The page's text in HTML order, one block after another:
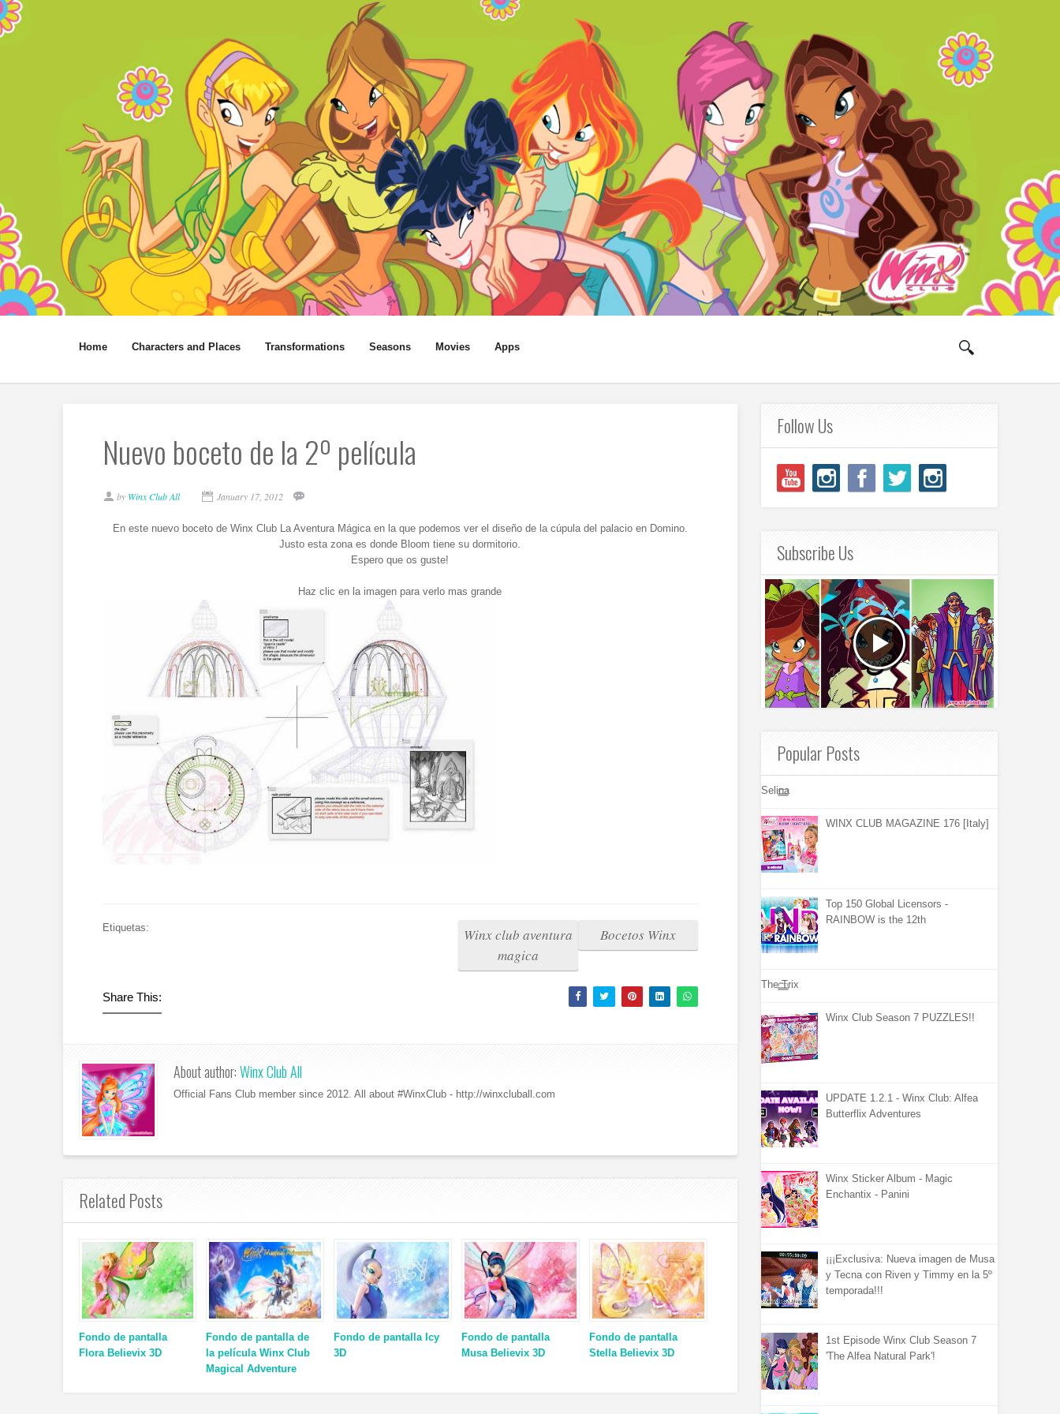
Home Characters and Places Transformations Seasons Movies Apps
Nuevo boceto de la 2º película
by Winx Club All January 17, 2012
En este nuevo boceto de Winx Club La Aventura Mágica en la que podemos ver el diseño de la cúpula del palacio en Domino.
Justo esta zona es donde Bloom tiene su dormitorio.
Espero que os guste!
Haz clic en la imagen para verlo mas grande
Etiquetas: Bocetos Winx
Winx club aventura
magica
Share This:
About author:Winx Club All
Official Fans Club member since 2012. All about #WinxClub - http://winxcluball.com
Related Posts
Fondo de pantalla
Flora Believix 3D
Fondo de pantalla de
la película Winx Club
Magical Adventure
Fondo de pantalla Icy
3D
Fondo de pantalla
Musa Believix 3D
Fondo de pantalla
Stella Believix 3D
Follow Us
Subscribe Us
Popular Posts
Selina
WINX CLUB MAGAZINE 176 [Italy]
Top 150 Global Licensors -
RAINBOW is the 12th
The Trix
Winx Club Season 7 PUZZLES!!
UPDATE 1.2.1 - Winx Club: Alfea
Butterflix Adventures
Winx Sticker Album - Magic
Enchantix - Panini
¡¡¡Exclusiva: Nueva imagen de Musa
y Tecna con Riven y Timmy en la 5º
temporada!!!
1st Episode Winx Club Season 7
'The Alfea Natural Park'!